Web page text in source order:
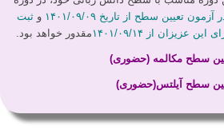
تعیین سطح از تاریخ ۱۴۰۱/۰۹/۰۹ وثبت
از ۱۴۰۱/۰۹/۱۴
مقدور خواهد بود.
سطح مکالمه (حضوری)
سطح آیلتس(حضوری)